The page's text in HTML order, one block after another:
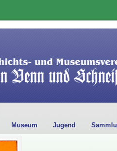
Museum Jugend